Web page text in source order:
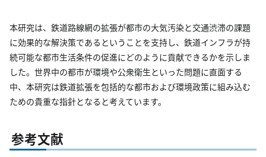
本研究は、鉄道路線網の拡張が都市の大気汚染と交通渋滞の課題
に効果的な解決策であるということを支持し、鉄道インフラが持
続可能な都市生活条件の促進にどのように貢献できるかを示しま
した。世界中の都市が環境や公衆衛生といった問題に直面する
中、本研究は鉄道拡張を包括的な都市および環境政策に組み込む
ための貴重な指針となると考えています。
参考文献